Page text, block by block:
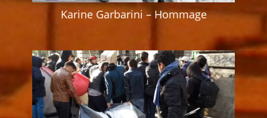
Karine Garbarini – Hommage